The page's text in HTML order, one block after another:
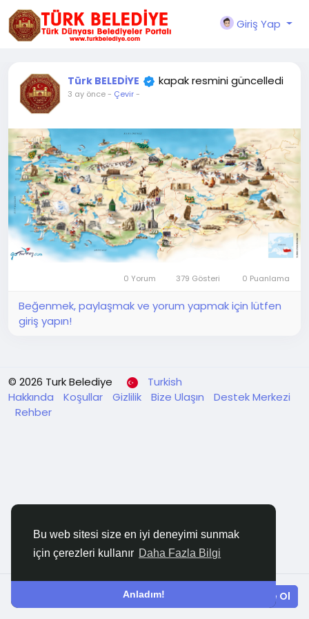
Bu web sitesi size en iyi deneyimi sunmak
için çerezleri kullanır Daha Fazla Bilgi
Anladım!
Giriş Yap
Türk BELEDİYE kapak resmini güncelledi
3 ay önce- Çevir-
0 Yorum 379 Gösteri 0 Puanlama
Beğenmek, paylaşmak ve yorum yapmak için lütfen
giriş yapın!
Giriş yapın Ücretsiz Üye Ol
© 2026 Turk Belediye
Turkish
Hakkında
Koşullar Gizlilik Bize Ulaşın
Destek Merkezi
Rehber